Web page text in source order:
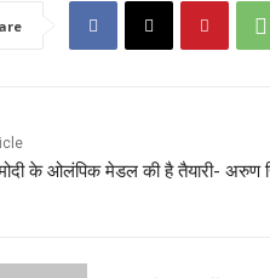
p
के ओलंपिक मेडल की है तैयारी- अरुण